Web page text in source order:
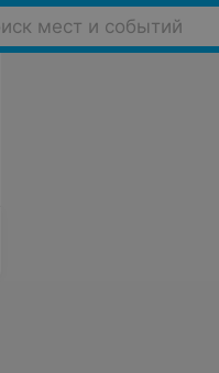
мест и событий